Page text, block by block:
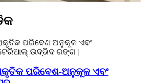
ପରିବେଶ-ଅନୁକୂଳ ଏବଂ